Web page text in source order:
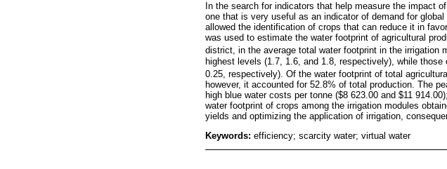
In the search for indicators that help measure the impact
one that is very useful as an indicator of demand for
allowed the identification of crops that can reduce it in
was used to estimate the water footprint of agricultural
district, in the average total water footprint in the irrigation
highest levels (1.7, 1.6, and 1.8, respectively), while
0.25, respectively). Of the water footprint of total
however, it accounted for 52.8% of total production. The
high blue water costs per tonne ($8 623.00 and $11
water footprint of crops among the irrigation modules
yields and optimizing the application of irrigation,
Keywords: efficiency; scarcity water; virtual water